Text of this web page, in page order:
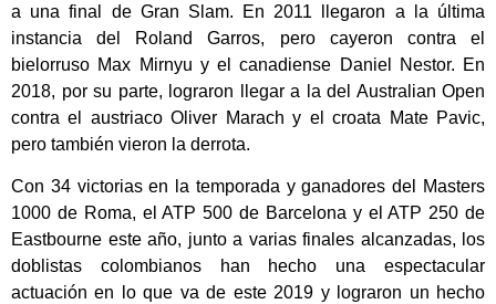
a una final de Gran Slam. En 2011 llegaron a la última
instancia del Roland Garros, pero cayeron contra el
bielorruso Max Mirnyu y el canadiense Daniel Nestor. En
2018, por su parte, lograron llegar a la del Australian Open
contra el austriaco Oliver Marach y el croata Mate Pavic,
pero también vieron la derrota.
Con 34 victorias en la temporada y ganadores del Masters
1000 de Roma, el ATP 500 de Barcelona y el ATP 250 de
Eastbourne este año, junto a varias finales alcanzadas, los
doblistas colombianos han hecho una espectacular
actuación en lo que va de este 2019 y lograron un hecho